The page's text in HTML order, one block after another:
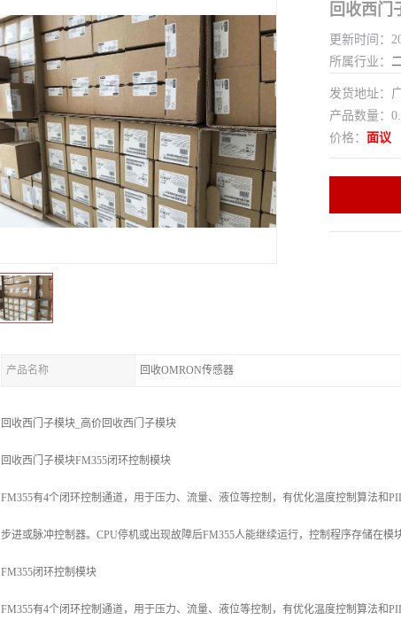
回收西门
更新时间：
所属行业：
发货地址：
产品数量：
价格： 面议
产品名称 回收OMRON传感器
回收西门子模块_高价回收西门子模块
回收西门子模块FM355闭环控制模块
FM355有4个闭环控制通道，用于压力、流量、液位等控制，有优化温度控制算法和
步进或脉冲控制器。CPU停机或出现故障后FM355人能继续运行，控制程序存储在模块
FM355闭环控制模块
FM355有4个闭环控制通道，用于压力、流量、液位等控制，有优化温度控制算法和